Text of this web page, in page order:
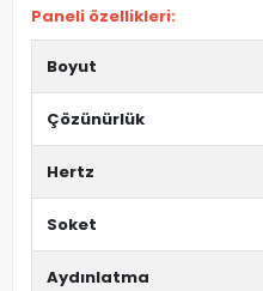
Paneli özellikleri:
Boyut
Çözünürlük
Hertz
Soket
Aydınlatma